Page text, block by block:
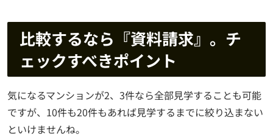
比較するなら『資料請求』。チ
ェックすべきポイント
気になるマンションが2、3件なら全部見学することも可能
ですが、10件も20件もあれば見学するまでに絞り込まない
といけませんね。